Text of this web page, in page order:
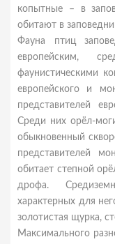
копытные – в
обитают в
Фауна птиц
европейским,
фаунистическими
европейского и
представителей
Среди них орёл-
обыкновенный
представителей
обитает степной
дрофа.
характерных для
золотистая щурка,
Максимального